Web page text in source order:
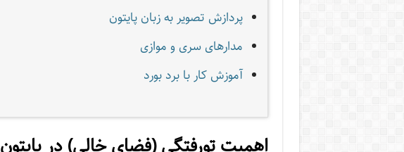
پردازش تصویر به زبان پایتون
مدارهای سری و موازی
آموزش کار با برد بورد